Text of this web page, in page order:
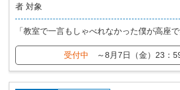
者 対象
「教室で一言もしゃべれなかった僕が高座
受付中 ～8月7日（金）23：